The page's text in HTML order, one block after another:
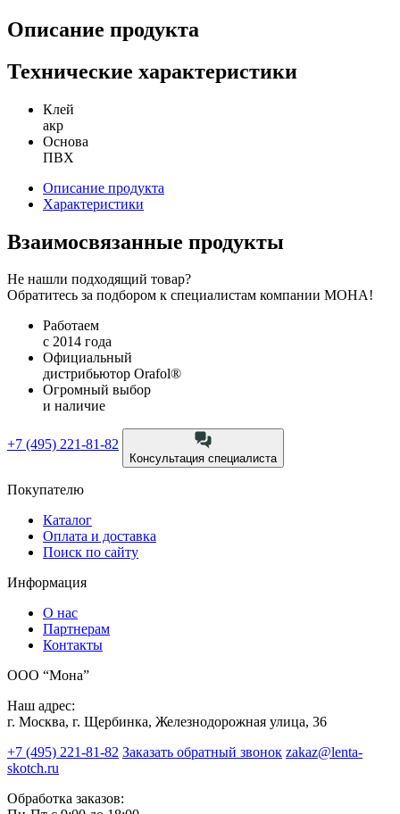
Описание продукта
Технические характеристики
Клей
акр
Основа
ПВХ
Описание продукта
Характеристики
Взаимосвязанные продукты
Не нашли подходящий товар?
Обратитесь за подбором к специалистам компании МОНА!
Работаем
с 2014 года
Официальный
дистрибьютор Orafol®
Огромный выбор
и наличие
+7 (495) 221-81-82
Консультация специалиста
Покупателю
Каталог
Оплата и доставка
Поиск по сайту
Информация
О нас
Партнерам
Контакты
ООО “Мона”
Наш адрес:
г. Москва, г. Щербинка, Железнодорожная улица, 36
+7 (495) 221-81-82 Заказать обратный звонок zakaz@lenta-
skotch.ru
Обработка заказов: